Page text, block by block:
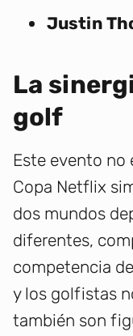
Justin
La
golf
Este evento no
Copa Netflix
dos mundos
diferentes,
competencia
y los golfistas
también son